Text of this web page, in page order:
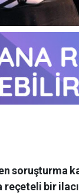
soruşturma
reçeteli bir